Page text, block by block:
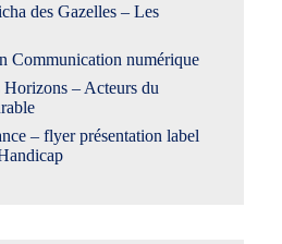
des Gazelles – Les
Communication numérique
Horizons – Acteurs du
– flyer présentation label